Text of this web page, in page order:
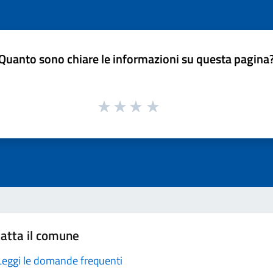
sono chiare le informazioni su questa
il comune
le domande frequenti